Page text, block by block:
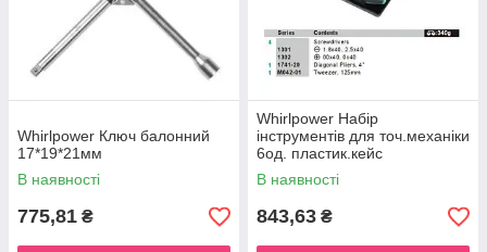
Whirlpower Ключ балонний
17*19*21мм
В наявності
775,81 ₴
Whirlpower Набір
інструментів для точ.механіки
6од. пластик.кейс
В наявності
843,63 ₴